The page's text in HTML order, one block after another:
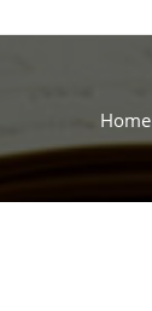
Home